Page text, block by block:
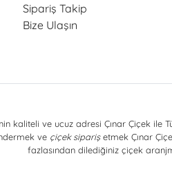
Sipariş Takip
Bize Ulaşın
kaliteli ve ucuz adresi Çınar Çiçek ile
ve çiçek siparişetmek Çınar
fazlasından dilediğiniz çiçek